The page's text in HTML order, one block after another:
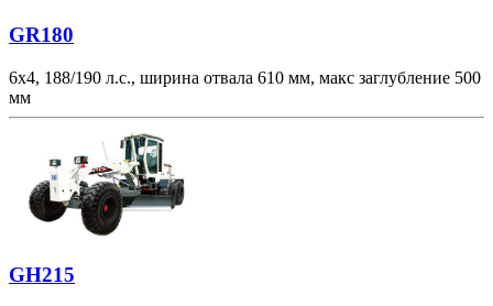
GR180
6х4, 188/190 л.с., ширина отвала 610 мм, макс заглубление 500
мм
GH215